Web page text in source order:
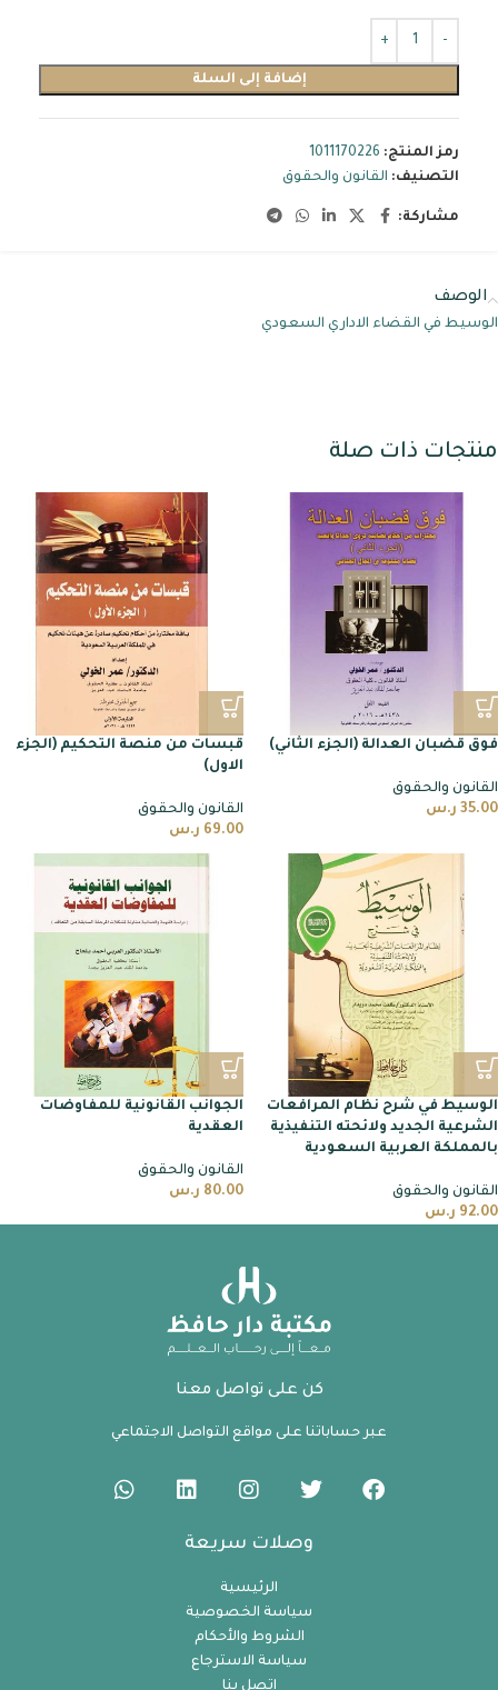
إضافة إلى السلة
رمز المنتج: 1011170226
التصنيف: القانون والحقوق
مشاركة:
الوصف
الوسيط في القضاء الاداري السعودي
منتجات ذات صلة
فوق قضبان العدالة (الجزء الثاني)
القانون والحقوق
35.00 ر.س
قبسات من منصة التحكيم (الجزء
الاول)
القانون والحقوق
69.00 ر.س
الوسيط في شرح نظام المرافعات
الشرعية الجديد ولائحته التنفيذية
بالمملكة العربية السعودية
القانون والحقوق
92.00 ر.س
الجوانب القانونية للمفاوضات
العقدية
القانون والحقوق
80.00 ر.س
كن على تواصل معنا
عبر حساباتنا على مواقع التواصل الاجتماعي
وصلات سريعة
الرئيسية
سياسة الخصوصية
الشروط والأحكام
سياسة الاسترجاع